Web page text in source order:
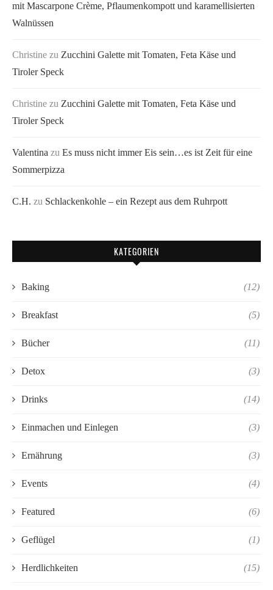
mit Mascarpone Crème, Pflaumenkompott und karamellisierten
Walnüssen
Christine zu Zucchini Galette mit Tomaten, Feta Käse und
Tiroler Speck
Christine zu Zucchini Galette mit Tomaten, Feta Käse und
Tiroler Speck
Valentina zu Es muss nicht immer Eis sein…es ist Zeit für eine
Sommerpizza
C.H. zu Schlackenkohle – ein Rezept aus dem Ruhrpott
KATEGORIEN
Baking (12)
Breakfast (5)
Bücher (11)
Detox (3)
Drinks (14)
Einmachen und Einlegen (3)
Ernährung (3)
Events (4)
Featured (6)
Geflügel (1)
Herdlichkeiten (15)